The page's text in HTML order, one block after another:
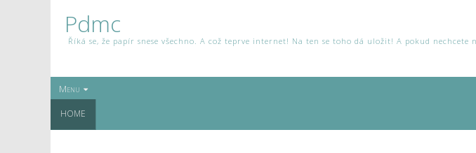
Pdmc
Říká se, že papír snese všechno. A což teprve internet! Na ten se toho dá uložit! A pokud nechcete
Menu
HOME